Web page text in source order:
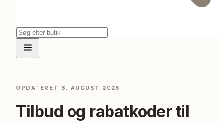
OPDATERET 6. AUGUST 2026
Tilbud og rabatkoder til